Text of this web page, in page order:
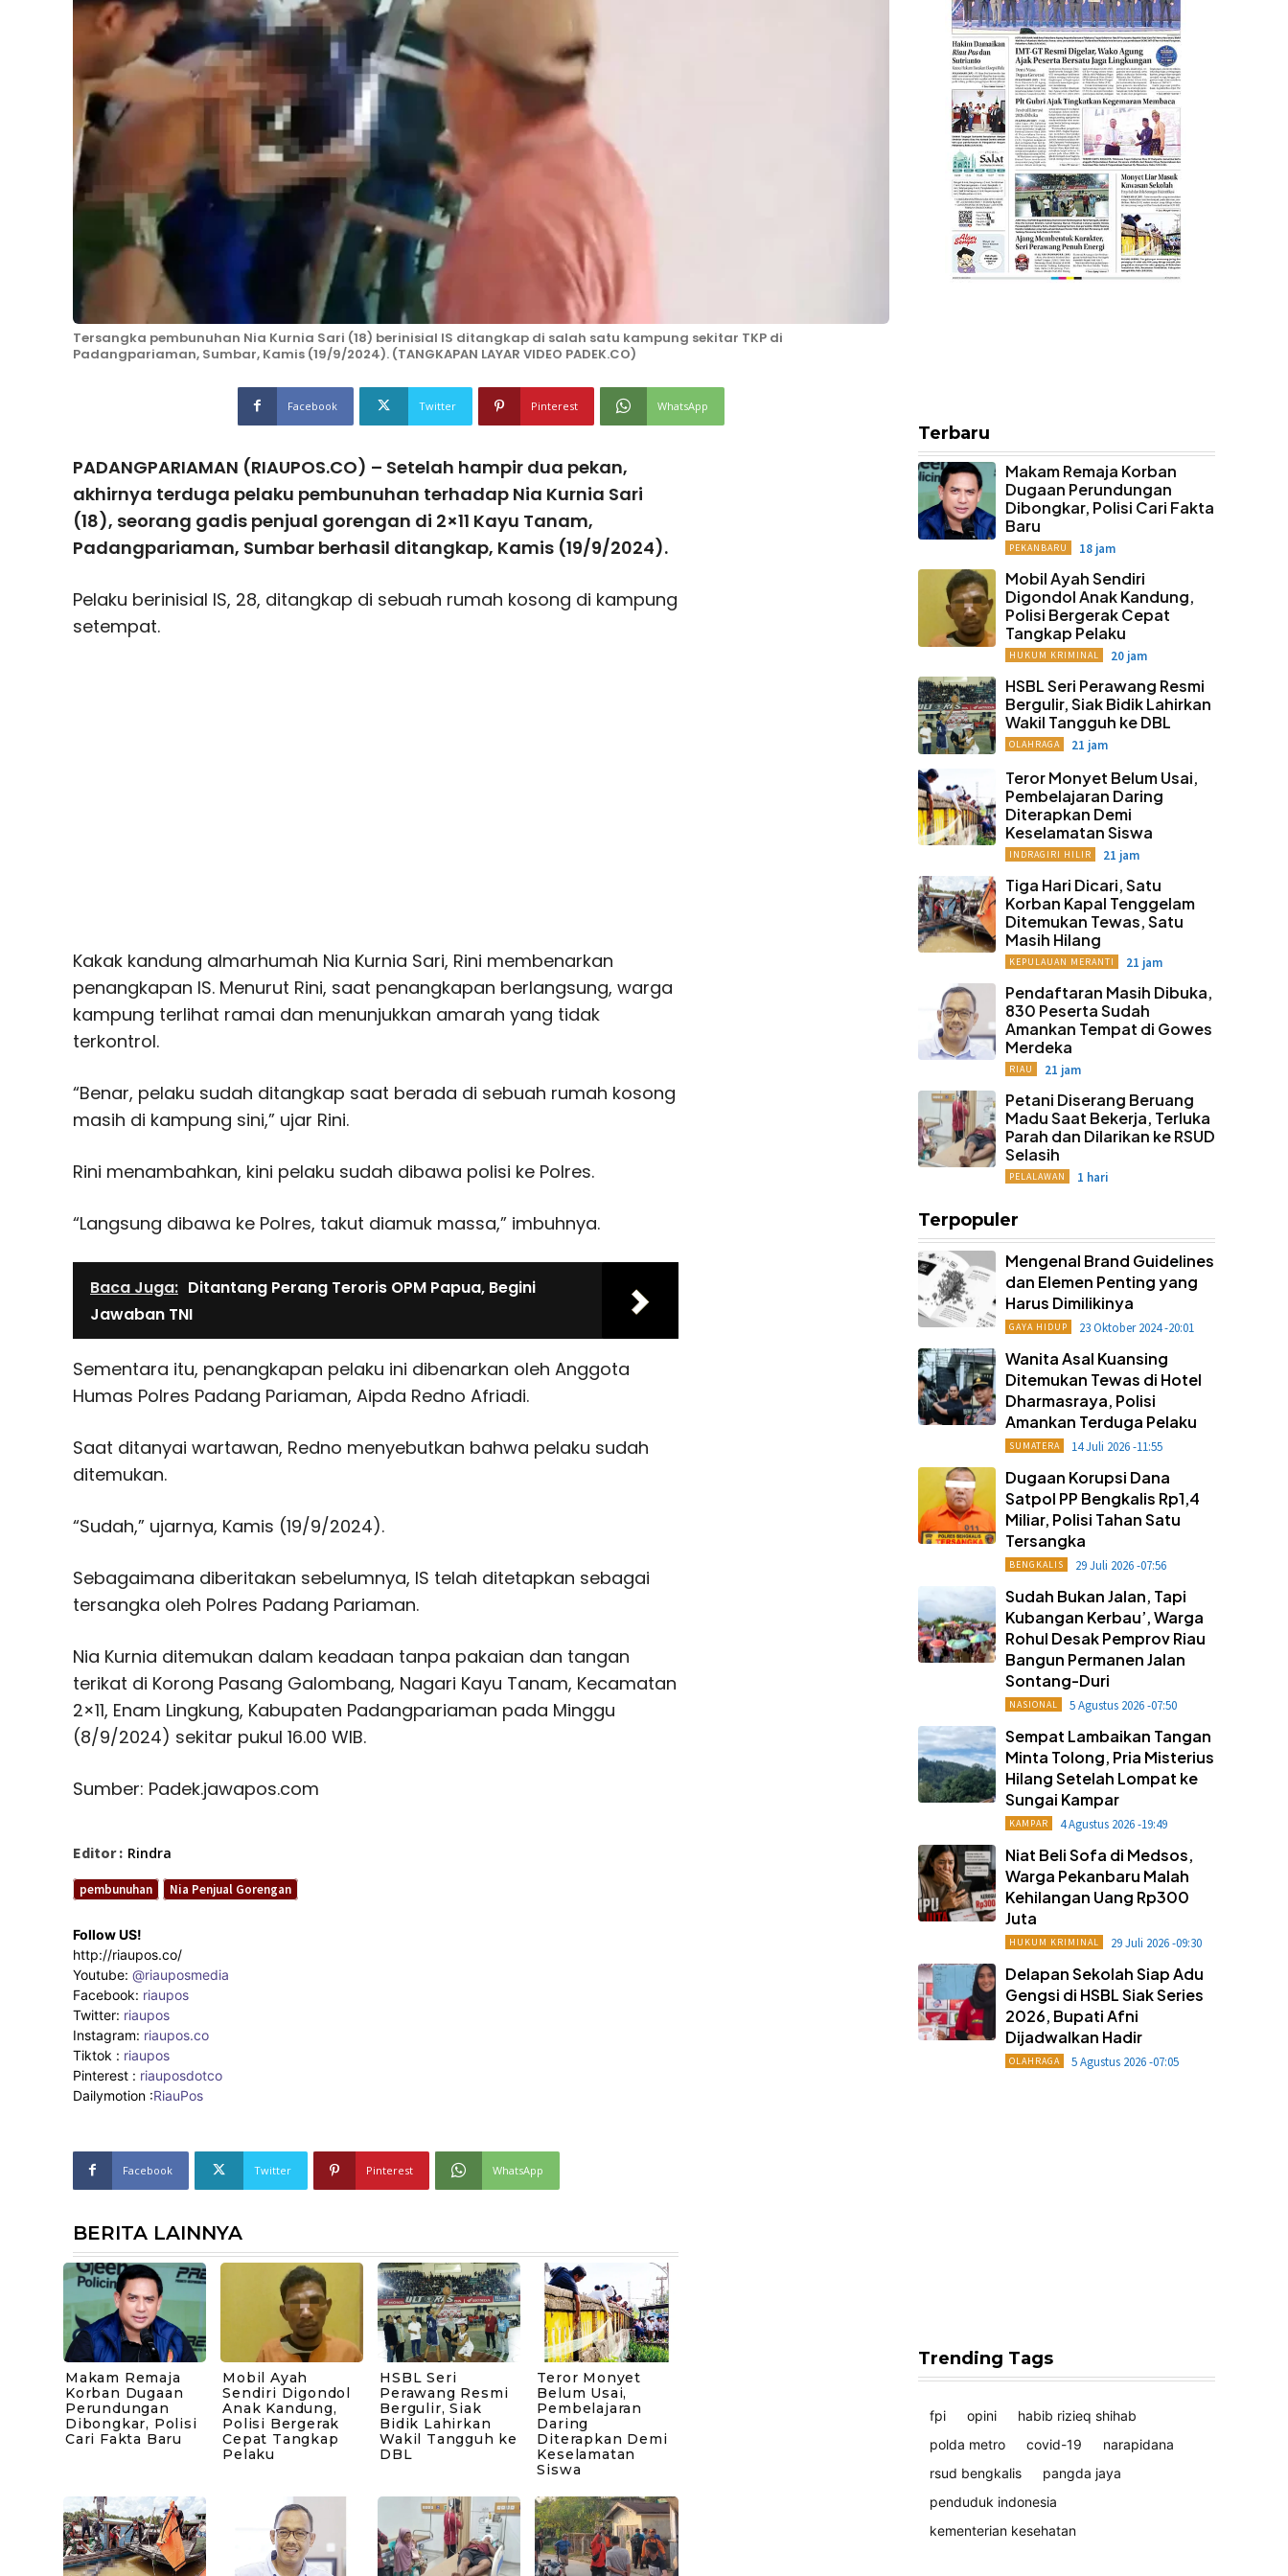
Tersangka pembunuhan Nia Kurnia Sari (18) berinisial IS ditangkap di salah satu kampung sekitar TKP di
Padangpariaman, Sumbar, Kamis (19/9/2024). (TANGKAPAN LAYAR VIDEO PADEK.CO)
Facebook Twitter Pinterest WhatsApp
PADANGPARIAMAN (RIAUPOS.CO) – Setelah hampir dua pekan,
akhirnya terduga pelaku pembunuhan terhadap Nia Kurnia Sari
(18), seorang gadis penjual gorengan di 2×11 Kayu Tanam,
Padangpariaman, Sumbar berhasil ditangkap, Kamis (19/9/2024).
Pelaku berinisial IS, 28, ditangkap di sebuah rumah kosong di kampung
setempat.
Kakak kandung almarhumah Nia Kurnia Sari, Rini membenarkan
penangkapan IS. Menurut Rini, saat penangkapan berlangsung, warga
kampung terlihat ramai dan menunjukkan amarah yang tidak
terkontrol.
“Benar, pelaku sudah ditangkap saat berada di sebuah rumah kosong
masih di kampung sini,” ujar Rini.
Rini menambahkan, kini pelaku sudah dibawa polisi ke Polres.
“Langsung dibawa ke Polres, takut diamuk massa,” imbuhnya.
Baca Juga: Ditantang Perang Teroris OPM Papua, Begini
Jawaban TNI
Sementara itu, penangkapan pelaku ini dibenarkan oleh Anggota
Humas Polres Padang Pariaman, Aipda Redno Afriadi.
Saat ditanyai wartawan, Redno menyebutkan bahwa pelaku sudah
ditemukan.
“Sudah,” ujarnya, Kamis (19/9/2024).
Sebagaimana diberitakan sebelumnya, IS telah ditetapkan sebagai
tersangka oleh Polres Padang Pariaman.
Nia Kurnia ditemukan dalam keadaan tanpa pakaian dan tangan
terikat di Korong Pasang Galombang, Nagari Kayu Tanam, Kecamatan
2×11, Enam Lingkung, Kabupaten Padangpariaman pada Minggu
(8/9/2024) sekitar pukul 16.00 WIB.
Sumber: Padek.jawapos.com
Editor : Rindra
pembunuhan Nia Penjual Gorengan
Follow US!
http://riaupos.co/
Youtube: @riauposmedia
Facebook: riaupos
Twitter: riaupos
Instagram: riaupos.co
Tiktok : riaupos
Pinterest : riauposdotco
Dailymotion :RiauPos
Facebook Twitter Pinterest WhatsApp
BERITA LAINNYA
Makam Remaja
Korban Dugaan
Perundungan
Dibongkar, Polisi
Cari Fakta Baru
Mobil Ayah
Sendiri Digondol
Anak Kandung,
Polisi Bergerak
Cepat Tangkap
Pelaku
HSBL Seri
Perawang Resmi
Bergulir, Siak
Bidik Lahirkan
Wakil Tangguh ke
DBL
Teror Monyet
Belum Usai,
Pembelajaran
Daring
Diterapkan Demi
Keselamatan
Siswa
Terbaru
Makam Remaja Korban
Dugaan Perundungan
Dibongkar, Polisi Cari Fakta
Baru
PEKANBARU 18 jam
Mobil Ayah Sendiri
Digondol Anak Kandung,
Polisi Bergerak Cepat
Tangkap Pelaku
HUKUM KRIMINAL 20 jam
HSBL Seri Perawang Resmi
Bergulir, Siak Bidik Lahirkan
Wakil Tangguh ke DBL
OLAHRAGA 21 jam
Teror Monyet Belum Usai,
Pembelajaran Daring
Diterapkan Demi
Keselamatan Siswa
INDRAGIRI HILIR 21 jam
Tiga Hari Dicari, Satu
Korban Kapal Tenggelam
Ditemukan Tewas, Satu
Masih Hilang
KEPULAUAN MERANTI 21 jam
Pendaftaran Masih Dibuka,
830 Peserta Sudah
Amankan Tempat di Gowes
Merdeka
RIAU 21 jam
Petani Diserang Beruang
Madu Saat Bekerja, Terluka
Parah dan Dilarikan ke RSUD
Selasih
PELALAWAN 1 hari
Terpopuler
Mengenal Brand Guidelines
dan Elemen Penting yang
Harus Dimilikinya
GAYA HIDUP 23 Oktober 2024 -20:01
Wanita Asal Kuansing
Ditemukan Tewas di Hotel
Dharmasraya, Polisi
Amankan Terduga Pelaku
SUMATERA 14 Juli 2026 -11:55
Dugaan Korupsi Dana
Satpol PP Bengkalis Rp1,4
Miliar, Polisi Tahan Satu
Tersangka
BENGKALIS 29 Juli 2026 -07:56
Sudah Bukan Jalan, Tapi
Kubangan Kerbau’, Warga
Rohul Desak Pemprov Riau
Bangun Permanen Jalan
Sontang-Duri
NASIONAL 5 Agustus 2026 -07:50
Sempat Lambaikan Tangan
Minta Tolong, Pria Misterius
Hilang Setelah Lompat ke
Sungai Kampar
KAMPAR 4 Agustus 2026 -19:49
Niat Beli Sofa di Medsos,
Warga Pekanbaru Malah
Kehilangan Uang Rp300
Juta
HUKUM KRIMINAL 29 Juli 2026 -09:30
Delapan Sekolah Siap Adu
Gengsi di HSBL Siak Series
2026, Bupati Afni
Dijadwalkan Hadir
OLAHRAGA 5 Agustus 2026 -07:05
Trending Tags
fpi opini
habib rizieq shihab
polda metro
covid-19
narapidana
rsud bengkalis
pangda jaya
penduduk indonesia
kementerian kesehatan